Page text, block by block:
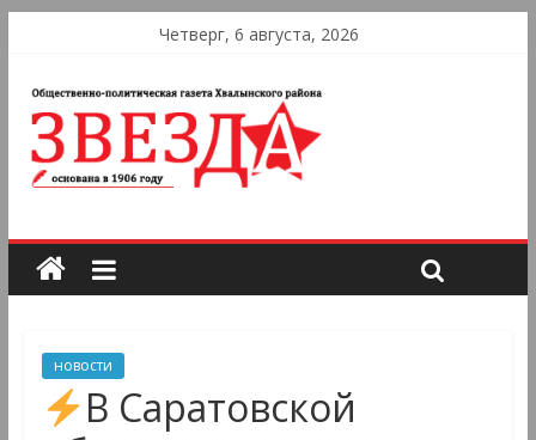
Четверг, 6 августа, 2026
новости
В Саратовской